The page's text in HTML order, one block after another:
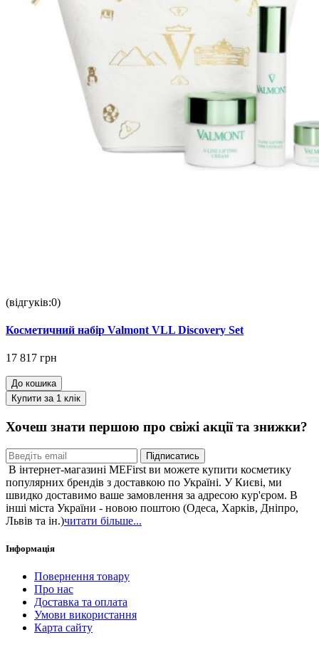
(відгуків:0)
Косметичний набір Valmont VLL Discovery Set
17 817 грн
До кошика
Купити за 1 клiк
Хочеш знати першою про свіжі акції та знижки?
Підписатись
В інтернет-магазині MEFirst ви можете купити косметику
популярних брендів з доставкою по Україні. У Києві, ми
швидко доставимо ваше замовлення за адресою кур'єром. В
інші міста України - новою поштою (Одеса, Харків, Дніпро,
Львів та ін.)читати більше...
Інформація
Повернення товару
Про нас
Доставка та оплата
Умови використання
Карта сайту